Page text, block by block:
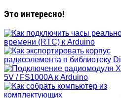
Это интересно!